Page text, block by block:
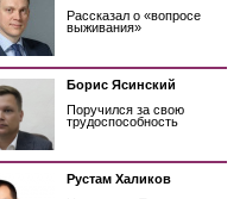
Рассказал о «вопросе
выживания»
Борис Ясинский
Поручился за свою
трудоспособность
Рустам Халиков